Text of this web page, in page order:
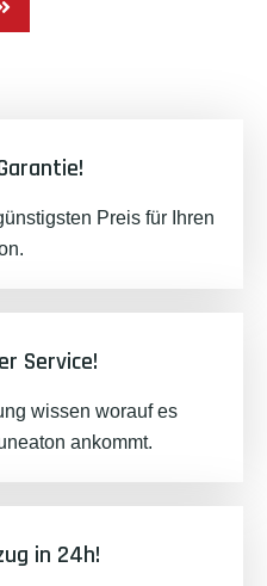
Preis für Ihren
Service!
wissen worauf es
ankommt.
in 24h!